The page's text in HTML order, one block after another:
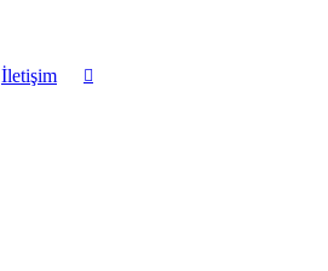
İletişim